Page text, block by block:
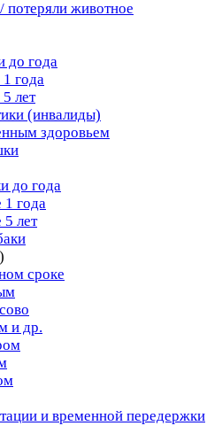
животное
до года
года
лет
(инвалиды)
здоровьем
до года
1 года
лет
сроке
и др.
и временной передержки